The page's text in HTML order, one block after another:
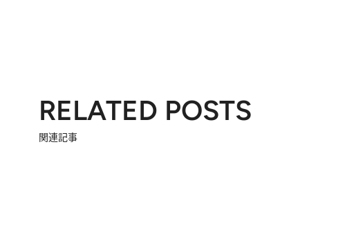
RELATED POSTS
関連記事